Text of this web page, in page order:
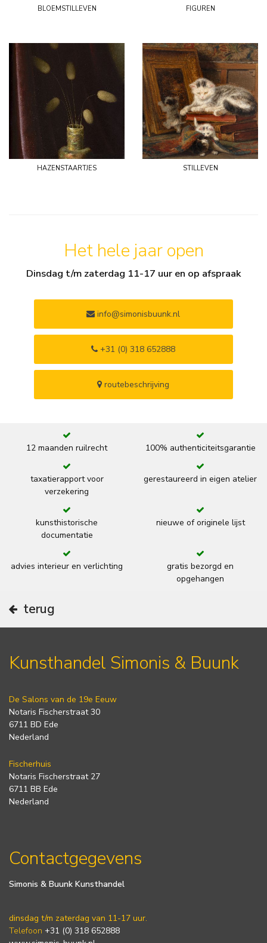
bloemstilleven figuren
hazenstaartjes stilleven
Het hele jaar open
Dinsdag t/m zaterdag 11-17 uur en op afspraak
info@simonisbuunk.nl
+31 (0) 318 652888
routebeschrijving
12 maanden ruilrecht 100% authenticiteitsgarantie
taxatierapport voor
verzekering
gerestaureerd in eigen atelier
kunsthistorische
documentatie
nieuwe of originele lijst
advies interieur en verlichting
gratis bezorgd en
opgehangen
terug
Kunsthandel Simonis & Buunk
De Salons van de 19e Eeuw
Notaris Fischerstraat 30
6711 BD Ede
Nederland
Fischerhuis
Notaris Fischerstraat 27
6711 BB Ede
Nederland
Contactgegevens
Simonis & Buunk Kunsthandel
dinsdag t/m zaterdag van 11-17 uur.
Telefoon +31 (0) 318 652888